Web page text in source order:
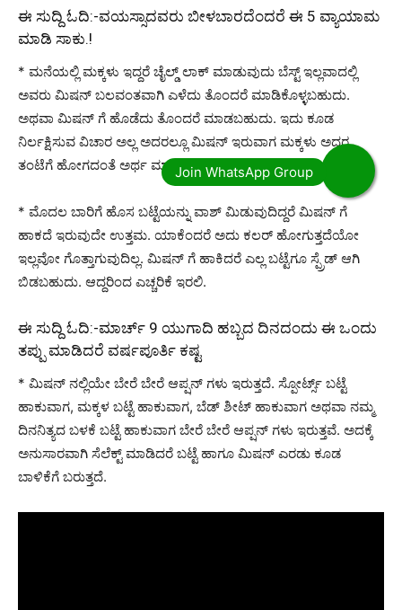
ಈ ಸುದ್ದಿ ಓದಿ:-ವಯಸ್ಸಾದವರು ಬೀಳಬಾರದೆಂದರೆ ಈ 5 ವ್ಯಾಯಾಮ
ಮಾಡಿ ಸಾಕು.!
* ಮನೆಯಲ್ಲಿ ಮಕ್ಕಳು ಇದ್ದರೆ ಚೈಲ್ಡ್ ಲಾಕ್ ಮಾಡುವುದು ಬೆಸ್ಟ್ ಇಲ್ಲವಾದಲ್ಲಿ
ಅವರು ಮಿಷನ್ ಬಲವಂತವಾಗಿ ಎಳೆದು ತೊಂದರೆ ಮಾಡಿಕೊಳ್ಳಬಹುದು.
ಅಥವಾ ಮಿಷನ್ ಗೆ ಹೊಡೆದು ತೊಂದರೆ ಮಾಡಬಹುದು. ಇದು ಕೂಡ
ನಿರ್ಲಕ್ಷಿಸುವ ವಿಚಾರ ಅಲ್ಲ ಅದರಲ್ಲೂ ಮಿಷನ್ ಇರುವಾಗ ಮಕ್ಕಳು ಅದರ
ತಂಟೆಗೆ ಹೋಗದಂತೆ ಅರ್ಥ ಮಾಡಿಸುವುದು ಒಳ್ಳೆಯದು.
* ಮೊದಲ ಬಾರಿಗೆ ಹೊಸ ಬಟ್ಟೆಯನ್ನು ವಾಶ್ ಮಿಡುವುದಿದ್ದರೆ ಮಿಷನ್ ಗೆ
ಹಾಕದೆ ಇರುವುದೇ ಉತ್ತಮ. ಯಾಕೆಂದರೆ ಅದು ಕಲರ್ ಹೋಗುತ್ತದೆಯೋ
ಇಲ್ಲವೋ ಗೊತ್ತಾಗುವುದಿಲ್ಲ. ಮಿಷನ್ ಗೆ ಹಾಕಿದರೆ ಎಲ್ಲ ಬಟ್ಟೆಗೂ ಸ್ಪ್ರೆಡ್ ಆಗಿ
ಬಿಡಬಹುದು. ಆದ್ದರಿಂದ ಎಚ್ಚರಿಕೆ ಇರಲಿ.
ಈ ಸುದ್ದಿ ಓದಿ:-ಮಾರ್ಚ್ 9 ಯುಗಾದಿ ಹಬ್ಬದ ದಿನದಂದು ಈ ಒಂದು
ತಪ್ಪು ಮಾಡಿದರೆ ವರ್ಷಪೂರ್ತಿ ಕಷ್ಟ
* ಮಿಷನ್ ನಲ್ಲಿಯೇ ಬೇರೆ ಬೇರೆ ಆಪ್ಷನ್ ಗಳು ಇರುತ್ತದೆ. ಸ್ಪೋರ್ಟ್ಸ್ ಬಟ್ಟೆ
ಹಾಕುವಾಗ, ಮಕ್ಕಳ ಬಟ್ಟೆ ಹಾಕುವಾಗ, ಬೆಡ್ ಶೀಟ್ ಹಾಕುವಾಗ ಅಥವಾ ನಮ್ಮ
ದಿನನಿತ್ಯದ ಬಳಕೆ ಬಟ್ಟೆ ಹಾಕುವಾಗ ಬೇರೆ ಬೇರೆ ಆಪ್ಷನ್ ಗಳು ಇರುತ್ತವೆ. ಅದಕ್ಕೆ
ಅನುಸಾರವಾಗಿ ಸೆಲೆಕ್ಟ್ ಮಾಡಿದರೆ ಬಟ್ಟೆ ಹಾಗೂ ಮಿಷನ್ ಎರಡು ಕೂಡ
ಬಾಳಿಕೆಗೆ ಬರುತ್ತದೆ.